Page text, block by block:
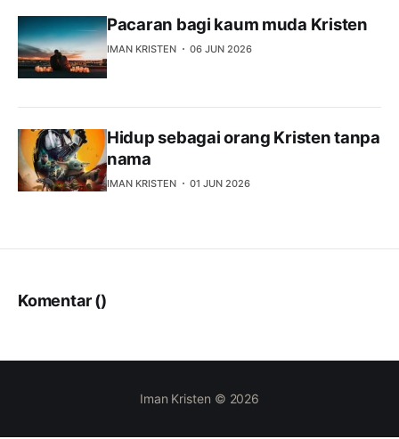
Pacaran bagi kaum muda Kristen
IMAN KRISTEN 06 JUN 2026
Hidup sebagai orang Kristen tanpa
nama
IMAN KRISTEN 01 JUN 2026
Komentar ()
Iman Kristen © 2026